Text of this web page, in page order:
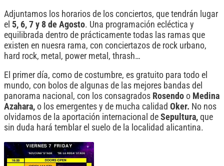
Adjuntamos los horarios de los conciertos, que tendrán lugar
el 5, 6, 7 y 8 de Agosto. Una programación ecléctica y
equilibrada dentro de prácticamente todas las ramas que
existen en nuesra rama, con conciertazos de rock urbano,
hard rock, metal, power metal, thrash…
El primer día, como de costumbre, es gratuito para todo el
mundo, con bolos de algunas de las mejores bandas del
panorama nacional, con los consagrados Rosendo o Medina
Azahara, o los emergentes y de mucha calidad Oker. No nos
olvidamos de la aportación internacional de Sepultura, que
sin duda hará temblar el suelo de la localidad alicantina.